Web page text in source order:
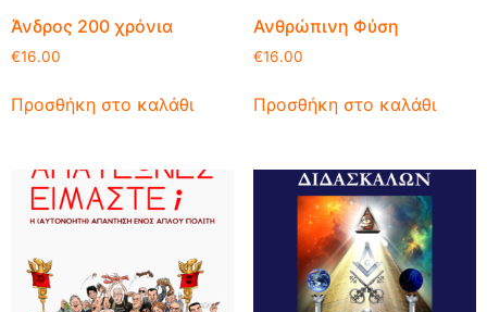
Άνδρος 200 χρόνια
€16.00
Προσθήκη στο καλάθι
Ανθρώπινη Φύση
€16.00
Προσθήκη στο καλάθι